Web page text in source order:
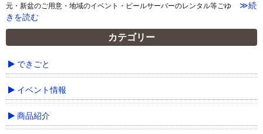
元・新盆のご用意・地域のイベント・ビールサーバーのレンタル等ごゆ
≫続
きを読む
カテゴリー
できごと
イベント情報
商品紹介